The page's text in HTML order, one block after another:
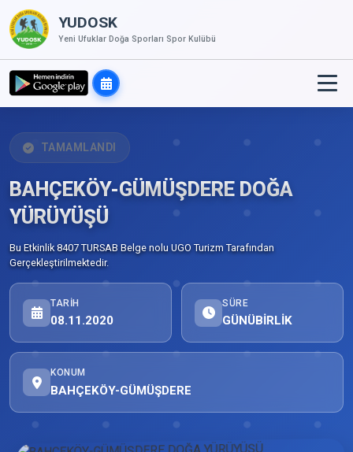
YUDOSK
Yeni Ufuklar Doğa Sporları Spor Kulübü
TAMAMLANDI
BAHÇEKÖY-GÜMÜŞDERE DOĞA
YÜRÜYÜŞÜ
Bu Etkinlik 8407 TURSAB Belge nolu UGO Turizm Tarafından
Gerçekleştirilmektedir.
TARIH
08.11.2020
SÜRE
GÜNÜBİRLİK
KONUM
BAHÇEKÖY-GÜMÜŞDERE